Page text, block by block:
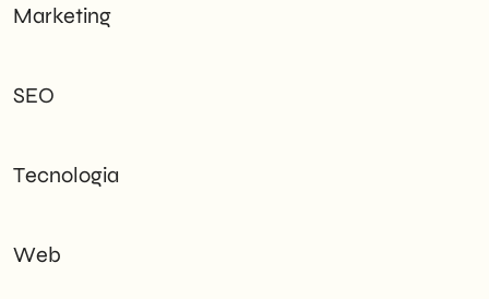
Marketing
SEO
Tecnologia
Web